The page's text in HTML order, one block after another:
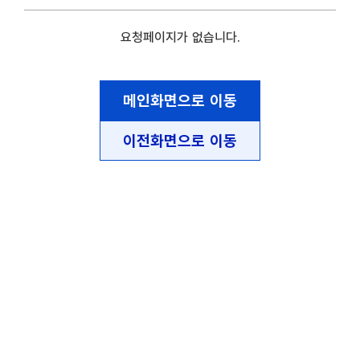
요청페이지가 없습니다.
메인화면으로 이동
이전화면으로 이동